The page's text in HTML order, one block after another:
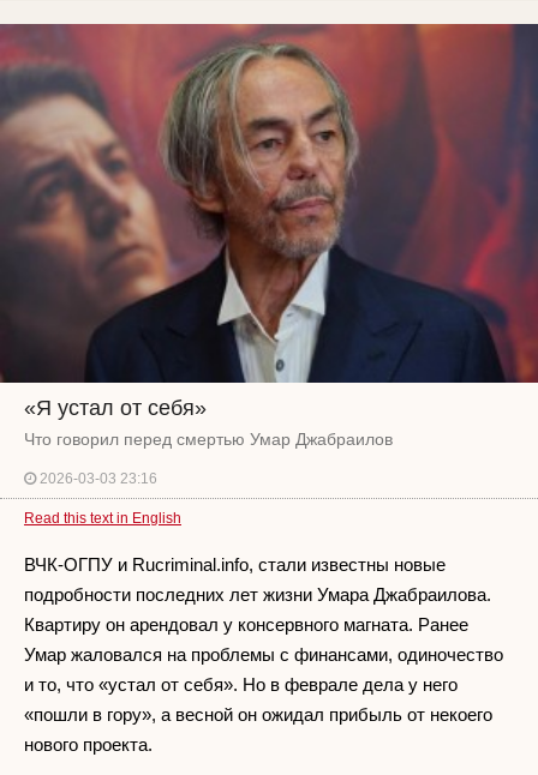
«Я устал от себя»
Что говорил перед смертью Умар Джабраилов
2026-03-03 23:16
Read this text in English
ВЧК-ОГПУ и Rucriminal.info, стали известны новые
подробности последних лет жизни Умара Джабраилова.
Квартиру он арендовал у консервного магната. Ранее
Умар жаловался на проблемы с финансами, одиночество
и то, что «устал от себя». Но в феврале дела у него
«пошли в гору», а весной он ожидал прибыль от некоего
нового проекта.